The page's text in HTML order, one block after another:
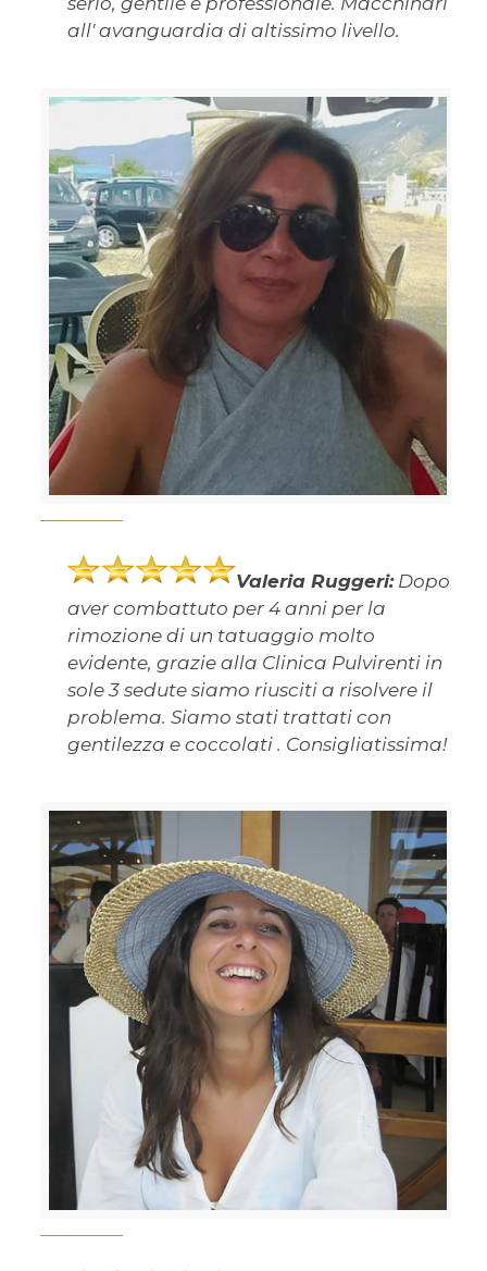
all' avanguardia di altissimo livello.
Valeria Ruggeri:Dopo
aver combattuto per 4 anni per la
rimozione di un tatuaggio molto
evidente, grazie alla Clinica Pulvirenti in
sole 3 sedute siamo riusciti a risolvere il
problema. Siamo stati trattati con
gentilezza e coccolati . Consigliatissima!